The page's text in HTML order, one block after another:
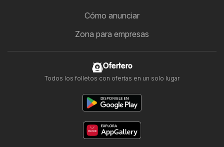
Cómo anunciar
Zona para empresas
Ofertero
Todos los folletos con ofertas en un solo lugar